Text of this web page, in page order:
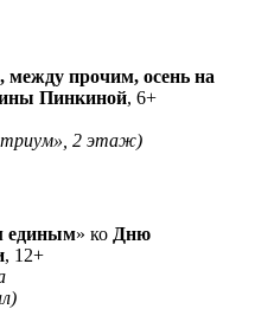
между прочим, осень на
Пинкиной, 6+
2 этаж)
единым» ко Дню
, 12+